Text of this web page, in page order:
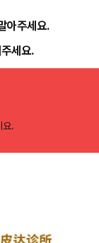
아주세요.
세요.
요.